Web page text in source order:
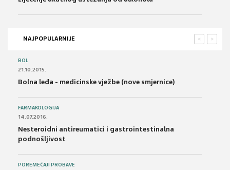
NAJPOPULARNIJE >
<
BOL
21.10.2015.
Bolna leđa - medicinske vježbe (nove smjernice)
FARMAKOLOGIJA
14.07.2016.
Nesteroidni antireumatici i gastrointestinalna
podnošljivost
POREMEĆAJI PROBAVE